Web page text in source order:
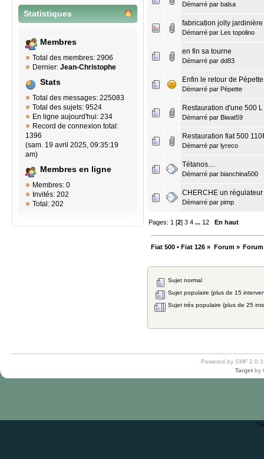
Statistiques
Membres
Total des membres: 2906
Dernier: Jean-Christophe
Stats
Total des messages: 225083
Total des sujets: 9524
En ligne aujourd'hui: 234
Record de connexion total:
1396
(sam. 19 avril 2025, 09:35:19
am)
Membres en ligne
Membres: 0
Invités: 202
Total: 202
Démarré par balsa
fabrication jolly jardinière
Démarré par Les topolino
en fin sa tourne
Démarré par dd83
Enfin le retour de
Démarré par Pépette
Restauration d'une 500
Démarré par Biwat59
Restauration fiat 500
Démarré par lyreco
Tétanos....
Démarré par bianchina500
CHERCHE un
Démarré par pimp
Pages: 1 [2]3 4 ... 12 En haut
Fiat 500 • Fiat 126 » Forum»
Sujet normal
Sujet populaire (plus de 15
Sujet très populaire (plus de 25
Powered by SMF
Target by